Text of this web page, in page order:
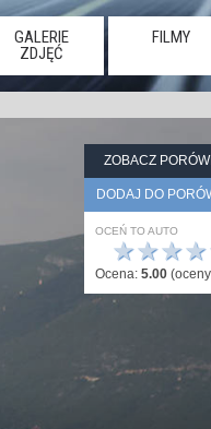
GALERIE
ZDJĘĆ
FILMY
ZOBACZ
DODAJ DO
OCEŃ TO AUTO
★
★
★
★
Ocena: 5.00